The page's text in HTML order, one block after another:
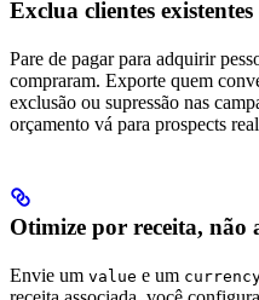
Exclua clientes
Pare de pagar para adquirir
compraram. Exporte quem
exclusão ou supressão nas
orçamento vá para prospects
Otimize por receita, não
Envie um value e um